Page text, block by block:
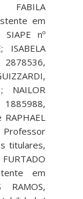
FABILA
em
SIAPE nº
ISABELA
NAILOR
Professor
titulares,
em
RAMOS,